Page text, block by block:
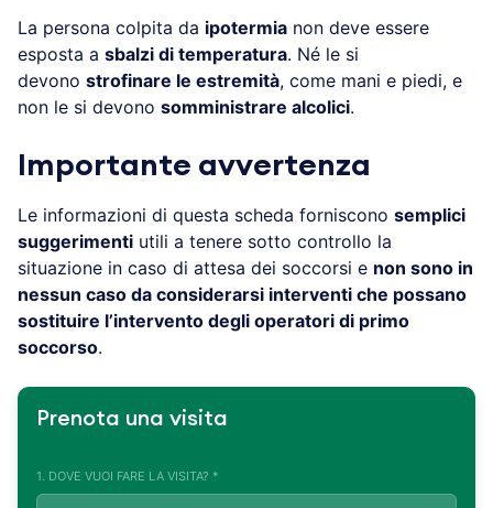
La persona colpita da ipotermia non deve essere
esposta a sbalzi di temperatura. Né le si
devono strofinare le estremità, come mani e piedi, e
non le si devono somministrare alcolici.
Importante avvertenza
Le informazioni di questa scheda forniscono semplici
suggerimenti utili a tenere sotto controllo la
situazione in caso di attesa dei soccorsi e non sono in
nessun caso da considerarsi interventi che possano
sostituire l’intervento degli operatori di primo
soccorso.
Prenota una visita
1. DOVE VUOI FARE LA VISITA? *